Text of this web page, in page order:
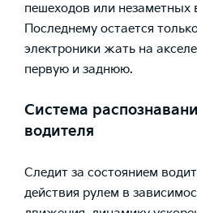
пешеходов или
Последнему остается
электроники жать на
первую и заднюю.
Система
водителя
Следит за состоянием
действия рулем в